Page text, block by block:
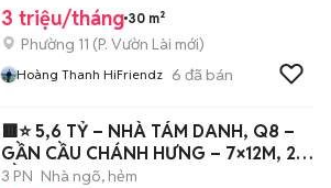
3 triệu/tháng 30 m²
Phường 11 (P. Vườn Lài mới)
Hoàng Thanh HiFriendz 6 đã bán
🟥⭐ 5,6 TỶ – NHÀ TÁM DANH, Q8 –
GẦN CẦU CHÁNH HƯNG – 7×12M, 2
TẦNG ⭐🟥
3 PN Nhà ngõ, hẻm